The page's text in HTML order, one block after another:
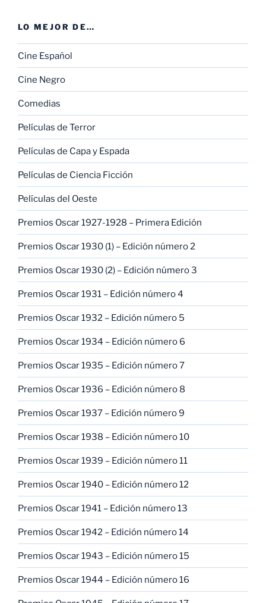
LO MEJOR DE…
Cine Español
Cine Negro
Comedias
Películas de Terror
Películas de Capa y Espada
Películas de Ciencia Ficción
Películas del Oeste
Premios Oscar 1927-1928 – Primera Edición
Premios Oscar 1930 (1) – Edición número 2
Premios Oscar 1930 (2) – Edición número 3
Premios Oscar 1931 – Edición número 4
Premios Oscar 1932 – Edición número 5
Premios Oscar 1934 – Edición número 6
Premios Oscar 1935 – Edición número 7
Premios Oscar 1936 – Edición número 8
Premios Oscar 1937 – Edición número 9
Premios Oscar 1938 – Edición número 10
Premios Oscar 1939 – Edición número 11
Premios Oscar 1940 – Edición número 12
Premios Oscar 1941 – Edición número 13
Premios Oscar 1942 – Edición número 14
Premios Oscar 1943 – Edición número 15
Premios Oscar 1944 – Edición número 16